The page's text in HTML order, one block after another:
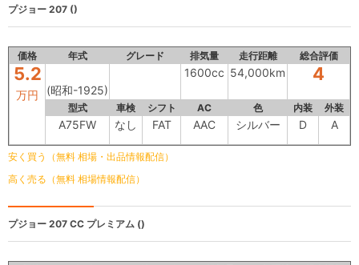
プジョー 207 ()
価格 年式 グレード 排気量 走行距離 総合評価
5.2
万円 (昭和-1925)
1600cc 54,000km 4
型式 車検 シフト AC 色 内装 外装
A75FW なし FAT AAC シルバー D A
安く買う（無料 相場・出品情報配信）
高く売る（無料 相場情報配信）
プジョー 207 CC プレミアム ()